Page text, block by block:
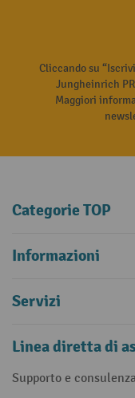
Cliccando su
Jungheinrich
Maggiori
Categorie TOP
Informazioni
Servizi
Linea diretta di
Supporto e